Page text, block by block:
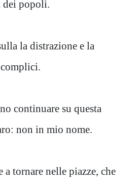
popoli.
la distrazione e la
continuare su questa
non in mio nome.
a tornare nelle piazze, che